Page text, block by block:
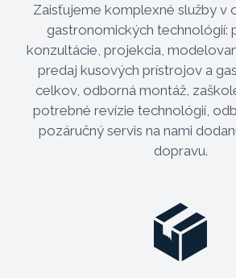
Zaisťujeme komplexné služby v
gastronomických technológií:
konzultácie, projekcia,
predaj kusových prístrojov a
celkov, odborná montáž,
potrebné revízie technológií,
pozáručný servis na nami
dopravu.